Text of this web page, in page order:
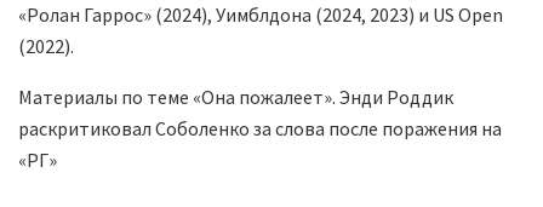
«Ролан Гаррос» (2024), Уимблдона (2024, 2023) и US Open
(2022).
Материалы по теме «Она пожалеет». Энди Роддик
раскритиковал Соболенко за слова после поражения на
«РГ»